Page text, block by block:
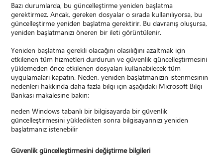
Bazı durumlarda, bu güncelleştirme yeniden başlatma
gerektirmez. Ancak, gereken dosyalar o sırada kullanılıyorsa, bu
güncelleştirme yeniden başlatma gerektirir. Bu davranış oluşursa,
yeniden başlatmanızı öneren bir ileti görüntülenir.
Yeniden başlatma gerekli olacağını olasılığını azaltmak için
etkilenen tüm hizmetleri durdurun ve güvenlik güncelleştirmesini
yüklemeden önce etkilenen dosyaları kullanabilecek tüm
uygulamaları kapatın. Neden, yeniden başlatmanızın istenmesinin
nedenleri hakkında daha fazla bilgi için aşağıdaki Microsoft Bilgi
Bankası makalesine bakın:
neden Windows tabanlı bir bilgisayarda bir güvenlik
güncelleştirmesini yükledikten sonra bilgisayarınızı yeniden
başlatmanız istenebilir
Güvenlik güncelleştirmesini değiştirme bilgileri